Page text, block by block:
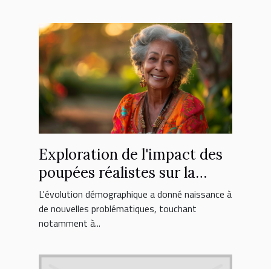
Exploration de l'impact des
poupées réalistes sur la
sexualité des seniors
L'évolution démographique a donné naissance à
de nouvelles problématiques, touchant
notamment à...